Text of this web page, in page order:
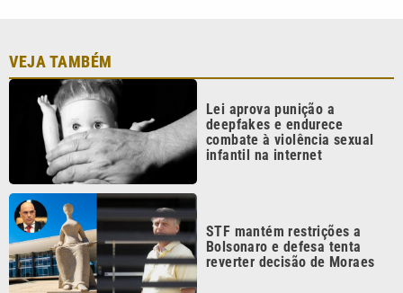
VEJA TAMBÉM
Lei aprova punição a
deepfakes e endurece
combate à violência sexual
infantil na internet
STF mantém restrições a
Bolsonaro e defesa tenta
reverter decisão de Moraes